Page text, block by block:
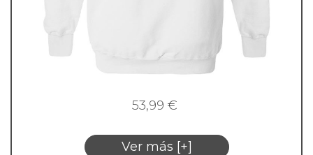
53,99 €
Ver más [+]